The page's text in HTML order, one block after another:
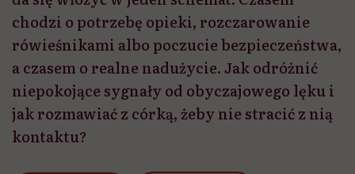
chodzi o potrzebę opieki, rozczarowanie
rówieśnikami albo poczucie bezpieczeństwa,
a czasem o realne nadużycie. Jak odróżnić
niepokojące sygnały od obyczajowego lęku i
jak rozmawiać z córką, żeby nie stracić z nią
kontaktu?